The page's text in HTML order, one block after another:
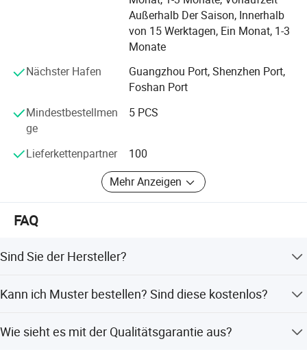
Außerhalb Der Saison, Innerhalb
von 15 Werktagen, Ein Monat, 1-3
Monate
Nächster Hafen
Guangzhou Port, Shenzhen Port,
Foshan Port
Mindestbestellmen
ge
5 PCS
Lieferkettenpartner
100
Mehr Anzeigen
FAQ
Sind Sie der Hersteller?
mehr als 2300 Mitarbeitern und einem
2022. Wir freuen uns über Ihren Besuch.
Kann ich Muster bestellen? Sind diese kostenlos?
fallen Gebühren an, diese werden jedoch bei einer
Wie sieht es mit der Qualitätsgarantie aus?